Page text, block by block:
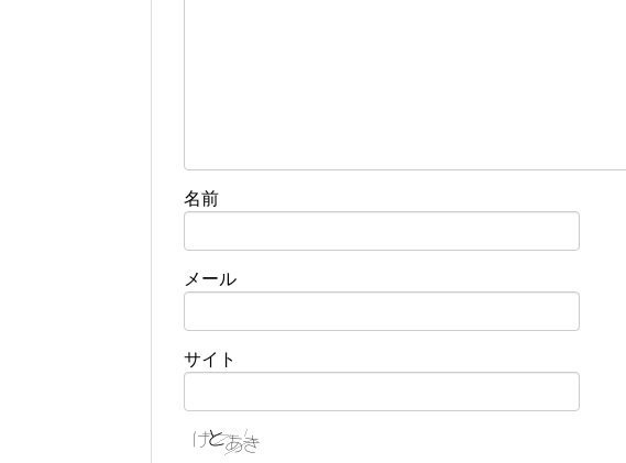
名前
メール
サイト